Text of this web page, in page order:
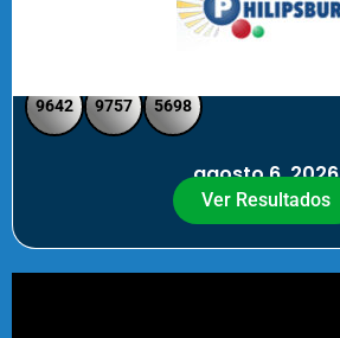
9642 9757 5698
agosto 6, 2026
Ver Resultados